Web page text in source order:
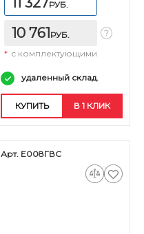
РУБ.
10 761РУБ.
* с комплектующими
удаленный склад.
КУПИТЬ В 1 КЛИК
Арт. Е008ГВС